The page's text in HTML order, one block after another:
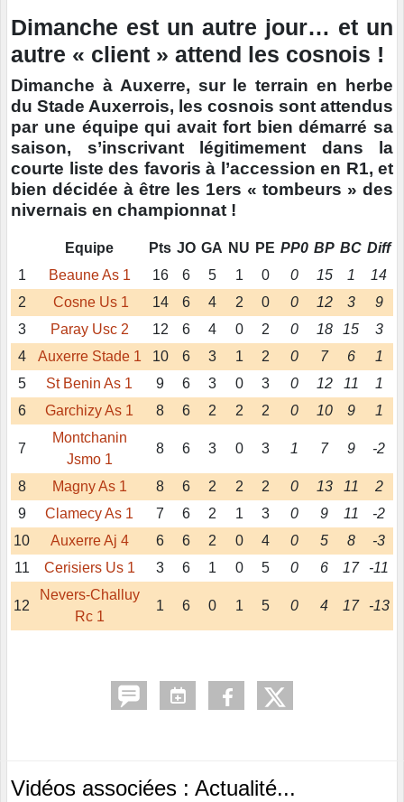
Dimanche est un autre jour… et un
autre « client » attend les cosnois !
Dimanche à Auxerre, sur le terrain en herbe
du Stade Auxerrois, les cosnois sont attendus
par une équipe qui avait fort bien démarré sa
saison, s’inscrivant légitimement dans la
courte liste des favoris à l’accession en R1, et
bien décidée à être les 1ers « tombeurs » des
nivernais en championnat !
Equipe Pts JO GA NU PE PP0 BP BC Diff
1
Beaune As 1 16 6 5 1 0 0 15 1
14
2
Cosne Us 1 14 6 4 2 0 0 12 3
9
3
Paray Usc 2 12 6 4 0 2 0 18 15
3
4
Auxerre Stade 1 10 6 3 1 2 0 7 6
1
5
St Benin As 1 9 6 3 0 3 0 12 11
1
6
Garchizy As 1 8 6 2 2 2 0 10 9 1
7
Montchanin
Jsmo 1
8 6 3 0 3 1 7 9 -2
8 Magny As 1 8 6 2 2 2 0 13 11
2
9
Clamecy As 1 7 6 2 1 3 0 9 11
-2
10
Auxerre Aj 4 6 6 2 0 4 0 5 8
-3
11
Cerisiers Us 1 3 6 1 0 5 0 6 17 -11
12
Nevers-Challuy
Rc 1
1 6 0 1 5 0 4 17 -13
Vidéos associées : Actualité...